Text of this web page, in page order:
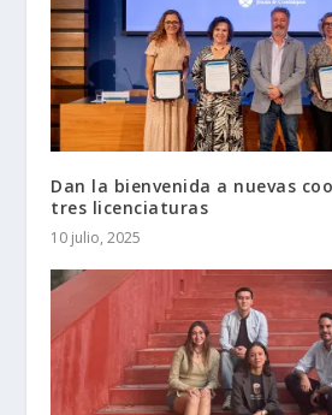
Dan la bienvenida a nuevas
tres licenciaturas
10 julio, 2025